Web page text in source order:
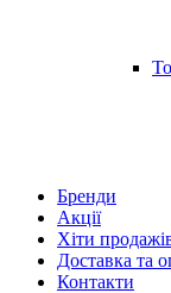
Бренди
Акції
Хіти
Доставка та
Контакти